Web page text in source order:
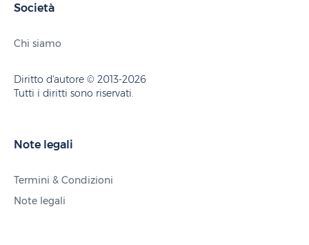
Società
Chi siamo
Diritto d'autore © 2013-2026
Tutti i diritti sono riservati.
Note legali
Termini & Condizioni
Note legali